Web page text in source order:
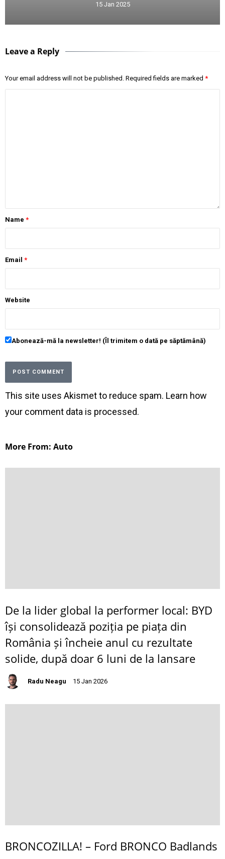
15 Jan 2025
Leave a Reply
Your email address will not be published. Required fields are marked *
Name *
Email *
Website
Abonează-mă la newsletter! (Îl trimitem o dată pe săptămână)
This site uses Akismet to reduce spam. Learn how
your comment data is processed.
More From: Auto
De la lider global la performer local: BYD
își consolidează poziția pe piața din
România și încheie anul cu rezultate
solide, după doar 6 luni de la lansare
Radu Neagu 15 Jan 2026
BRONCOZILLA! – Ford BRONCO Badlands